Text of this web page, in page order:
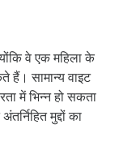
क्या है?
वे एक महिला के
हैं। सामान्य वाइट
में भिन्न हो सकता
मुद्दों का